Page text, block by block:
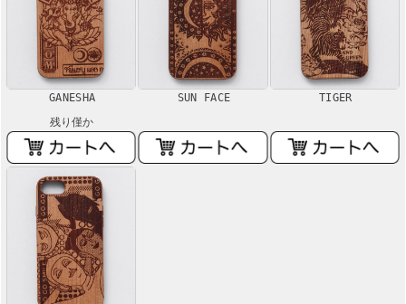
GANESHA
残り僅か
SUN FACE TIGER